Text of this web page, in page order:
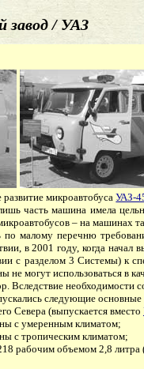
завод / УАЗ
микроавтобусаУАЗ-
часть машина имела
– на машинах
малому перечню
в 2001 году, когда начал
с разделом 3 Системы) к
не могут использоваться в
необходимости
следующие
Севера (выпускается вместо
с умеренным климатом;
с тропическим климатом;
рабочим объемом 2,8 литра